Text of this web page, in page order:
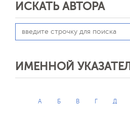
ИСКАТЬ АВТОРА
ИМЕННОЙ
А Б В Г Д